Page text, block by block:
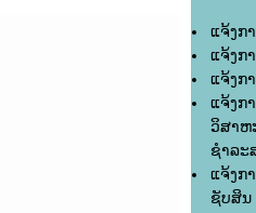
ແຈ້ງກ
ແຈ້ງກ
ແຈ້ງກ
ແຈ້ງກ
ວິສາຫ
ຊຳລະ
ແຈ້ງກ
ຊັບສິນ